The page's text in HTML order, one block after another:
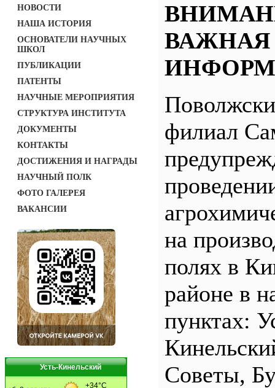
НОВОСТИ
НАША ИСТОРИЯ
ОСНОВАТЕЛИ НАУЧНЫХ
ШКОЛ
ПУБЛИКАЦИИ
ПАТЕНТЫ
НАУЧНЫЕ МЕРОПРИЯТИЯ
СТРУКТУРА ИНСТИТУТА
ДОКУМЕНТЫ
КОНТАКТЫ
ДОСТИЖЕНИЯ И НАГРАДЫ
НАУЧНЫЙ ПОЛК
ФОТО ГАЛЕРЕЯ
ВАКАНСИИ
Усть-Кинельский
ВАЖНАЯ
филиал
на
полях в
районе в
пунктах:
Советы,